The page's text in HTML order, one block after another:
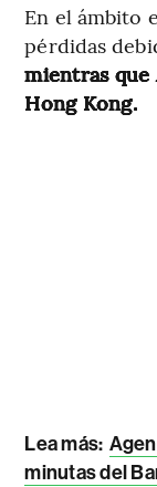
En el ámbito
pérdidas
mientras que
Hong Kong.
Lea más:
minutas del